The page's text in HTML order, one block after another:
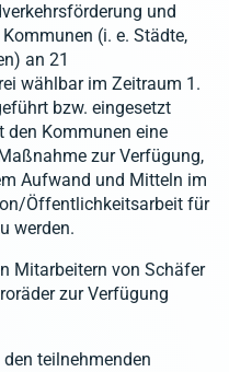
und
(i. e. Städte,
an 21
wählbar im Zeitraum 1.
bzw. eingesetzt
den Kommunen eine
zur Verfügung,
Aufwand und Mitteln im
Öffentlichkeitsarbeit für
werden.
Mitarbeitern von Schäfer
zur Verfügung
teilnehmenden